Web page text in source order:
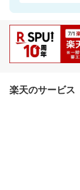
楽天のサービス